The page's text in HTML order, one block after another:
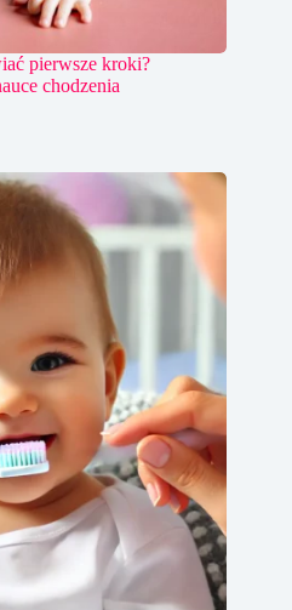
pierwsze kroki?
chodzenia